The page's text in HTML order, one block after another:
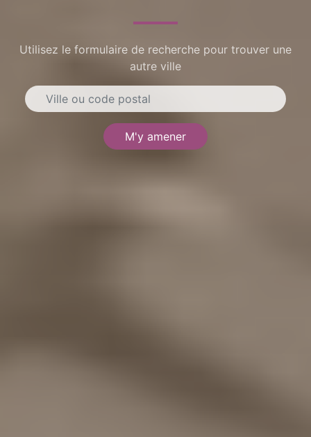
Utilisez le formulaire de recherche pour trouver une
autre ville
M'y amener